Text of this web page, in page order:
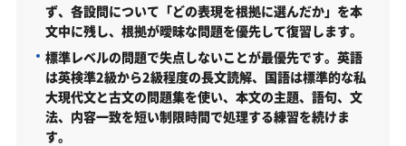
ず、各設問について「どの表現を根拠に選んだか」を本
文中に残し、根拠が曖昧な問題を優先して復習します。
標準レベルの問題で失点しないことが最優先です。英語
は英検準2級から2級程度の長文読解、国語は標準的な私
大現代文と古文の問題集を使い、本文の主題、語句、文
法、内容一致を短い制限時間で処理する練習を続けま
す。